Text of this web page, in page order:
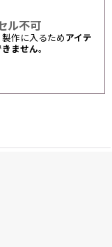
ル不可
作に入るためアイテ
ません。